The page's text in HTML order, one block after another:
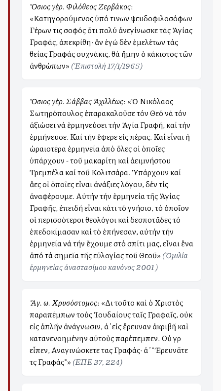
Ὅσιος γέρ. Φιλόθεος Ζερβάκος:
«Κατηγορούμενος ὑπό τινων ψευδοφιλοσόφων
Γέρων τις σοφός ὅτι πολύ ἀνεγίνωσκε τάς Ἁγίας
Γραφάς, ἀπεκρίθη· ἄν ἐγώ δέν ἐμελέτων τάς
θείας Γραφάς συχνάκις, θά ἤμην ὁ κάκιστος τῶν
ἀνθρώπων» (Ἐπιστολή 17/1/1965)
Ὅσιος γέρ. Σάββας Ἀχιλλέως: «Ὁ Νικόλαος
Σωτηρόπουλος ἐπαρακαλοῦσε τόν Θεό νά τόν
ἀξιώσει νά ἑρμηνεύσει τήν Ἁγία Γραφή, καί τήν
ἑρμήνευσε. Καί τήν ἔφερε εἰς πέρας. Καί εἶναι ἡ
ὡραιοτέρα ἑρμηνεία ἀπό ὅλες οἱ ὁποῖες
ὑπάρχουν - τοῦ μακαρίτη καί ἀειμνήστου
Τρεμπέλα καί τοῦ Κολιτσάρα. Ὑπάρχουν καί
ἄλλες οἱ ὁποῖες εἶναι ἀνάξιες λόγου, δέν τίς
ἀναφέρουμε. Αὐτήν τήν ἑρμηνεία τῆς Ἁγίας
Γραφῆς, ἐπειδή εἶναι κάτι τό γνήσιο, τό ὁποῖον
οἱ περισσότεροι θεολόγοι καί δεσποτᾶδες τό
ἐπεδοκίμασαν καί τό ἐπήνεσαν, αὐτήν τήν
ἑρμηνεία νά τήν ἔχουμε στό σπίτι μας, εἶναι ἕνα
ἀπό τά σημεῖα τῆς εὐλογίας τοῦ Θεοῦ» (Ὁμιλία
ἑρμηνείας ἀναστασίμου κανόνος 2001 )
Ἅγ. Ἰω. Χρυσόστομος: «Διὰ τοῦτο καὶ ὁ Χριστὸς
παραπέμπων τοὺς Ἰουδαίους ταῖς Γραφαῖς, οὐκ
εἰς ἁπλῆν ἀνάγνωσιν, ἀλλ ̓ εἰς ἔρευναν ἀκριβῆ καὶ
κατανενοημένην αὐτοὺς παρέπεμπεν. Οὐ γὰρ
εἶπεν, Αναγινώσκετε τας Γραφάς· ἀλλ ̓ "Ἐρευνᾶτε
τὰς Γραφάς"» (ΕΠΕ 37, 224)